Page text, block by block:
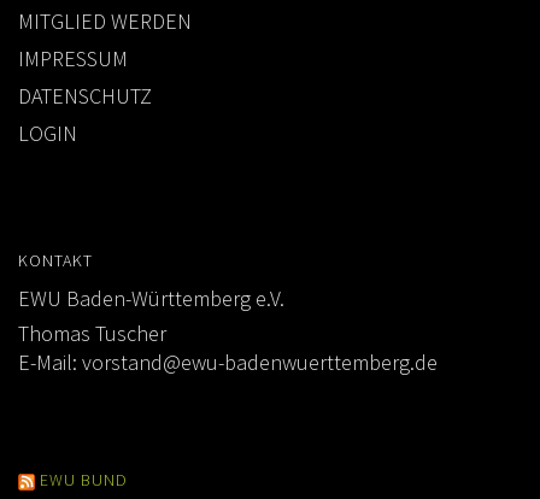
MITGLIED WERDEN
IMPRESSUM
DATENSCHUTZ
LOGIN
KONTAKT
EWU Baden-Württemberg e.V.
Thomas Tuscher
E-Mail: vorstand@ewu-badenwuerttemberg.de
EWU BUND